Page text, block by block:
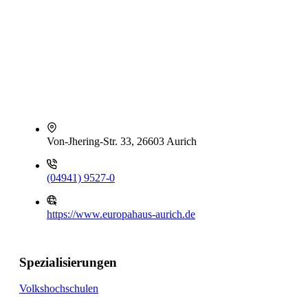
Von-Jhering-Str. 33, 26603 Aurich
(04941) 9527-0
https://www.europahaus-aurich.de
Spezialisierungen
Volkshochschulen